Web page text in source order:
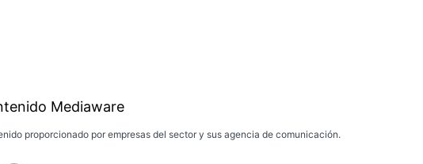
Mediaware
proporcionado por empresas del sector y sus agencia de comunicación.